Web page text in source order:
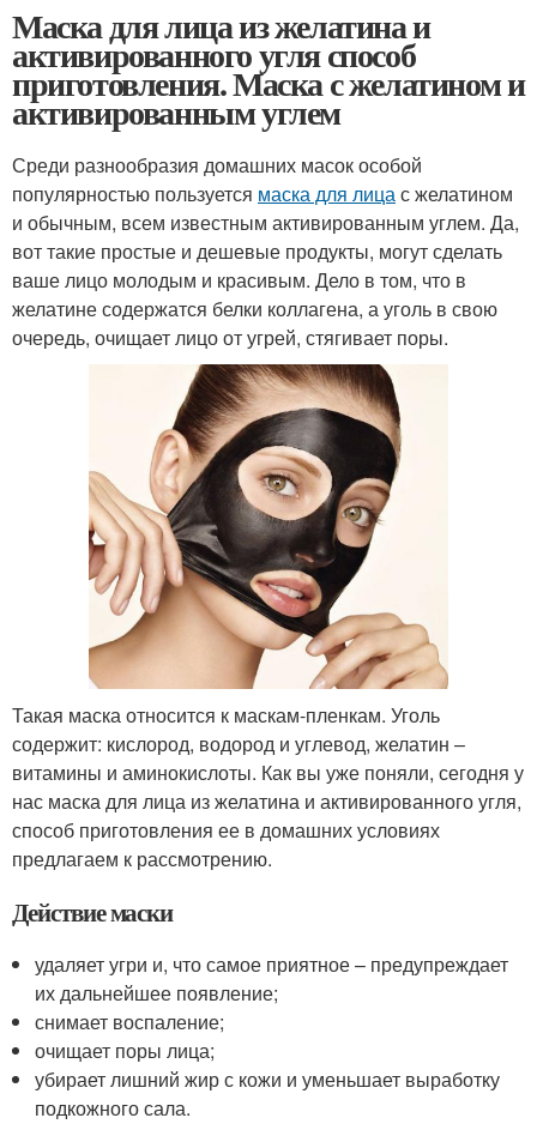
Маска для лица из желатина и
активированного угля способ
приготовления. Маска с желатином и
активированным углем
Среди разнообразия домашних масок особой
популярностью пользуется маска для лицас желатином
и обычным, всем известным активированным углем. Да,
вот такие простые и дешевые продукты, могут сделать
ваше лицо молодым и красивым. Дело в том, что в
желатине содержатся белки коллагена, а уголь в свою
очередь, очищает лицо от угрей, стягивает поры.
Такая маска относится к маскам-пленкам. Уголь
содержит: кислород, водород и углевод, желатин –
витамины и аминокислоты. Как вы уже поняли, сегодня у
нас маска для лица из желатина и активированного угля,
способ приготовления ее в домашних условиях
предлагаем к рассмотрению.
Действие маски
удаляет угри и, что самое приятное – предупреждает
их дальнейшее появление;
снимает воспаление;
очищает поры лица;
убирает лишний жир с кожи и уменьшает выработку
подкожного сала.